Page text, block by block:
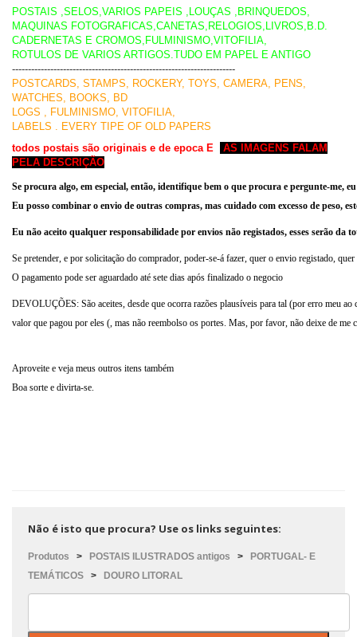
POSTAIS ,SELOS,VARIOS PAPEIS ,LOUÇAS ,BRINQUEDOS,
MAQUINAS FOTOGRAFICAS,CANETAS,RELOGIOS,LIVROS,B.D.
CADERNETAS E CROMOS,FULMINISMO,VITOFILIA,
ROTULOS DE VARIOS ARTIGOS.TUDO EM PAPEL E ANTIGO
----------------------------------------------------------------------
POSTCARDS, STAMPS, ROCKERY, TOYS, CAMERA, PENS,
WATCHES, BOOKS, BD
LOGS , FULMINISMO, VITOFILIA,
LABELS . EVERY TIPE OF OLD PAPERS
todos postais são originais e de epoca E
AS IMAGENS FALAM
PELA DESCRIÇÃO
Se procura algo, em especial, então, identifique bem o que procura e pergunte-me,
Eu posso combinar o envio de outras compras, mas cuidado com excesso de peso,
Eu não aceito qualquer responsabilidade por envios não registados, esses serão da
Se pretender, e por solicitação do comprador, poder-se-á fazer, quer o envio registado,
O pagamento pode ser aguardado até sete dias após finalizado o negocio
DEVOLUÇÕES: São aceites, desde que ocorra razões plausíveis para tal (por erro meu
valor que pagou por eles (, mas não reembolso os portes. Mas, por favor, não deixe de me
Aproveite e veja meus outros itens também
Boa sorte e divirta-se.
Não é isto que procura? Use os links seguintes:
Produtos > POSTAIS ILUSTRADOS antigos >
PORTUGAL- E
TEMÁTICOS
> DOURO LITORAL